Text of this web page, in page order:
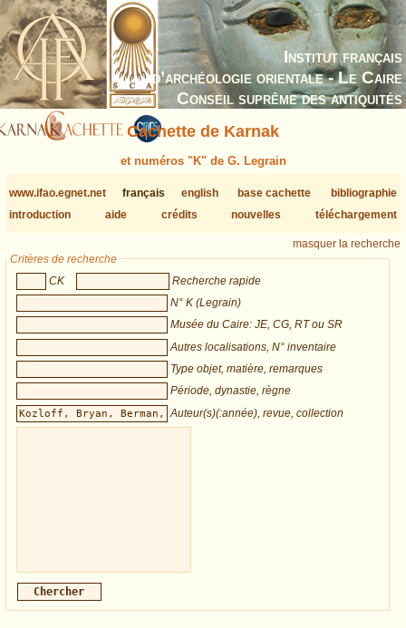
Institut français
d’archéologie orientale - Le Caire
Conseil suprême des antiquités
Cachette de Karnak
et numéros "K" de G. Legrain
www.ifao.egnet.net français english base cachette
bibliographie
introduction
aide crédits nouvelles téléchargement
masquer la recherche
Critères de recherche
CK
Recherche rapide
N° K (Legrain)
Musée du Caire: JE, CG, RT ou SR
Autres localisations, N° inventaire
Type objet, matière, remarques
Période, dynastie, règne
Auteur(s)(:année), revue, collection